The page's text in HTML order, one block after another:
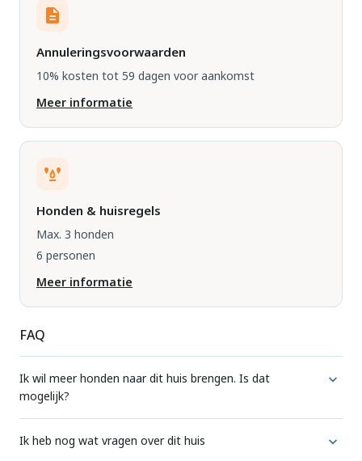
Annuleringsvoorwaarden
10% kosten tot 59 dagen voor aankomst
Meer informatie
Honden & huisregels
Max. 3 honden
6 personen
Meer informatie
FAQ
Ik wil meer honden naar dit huis brengen. Is dat
mogelijk?
Voor elke accommodatie geven we aan hoeveel honden
Ik heb nog wat vragen over dit huis